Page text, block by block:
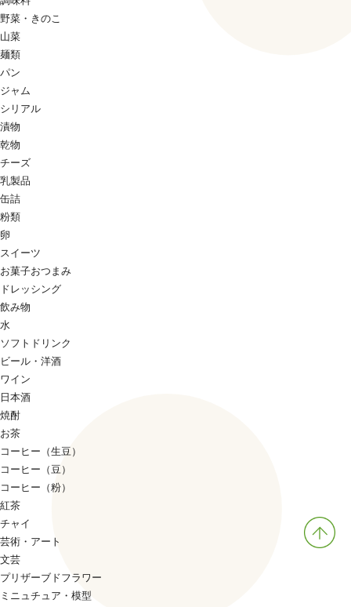
野菜・きのこ
山菜
麺類
パン
ジャム
シリアル
漬物
乾物
チーズ
乳製品
缶詰
粉類
卵
スイーツ
お菓子おつまみ
ドレッシング
飲み物
水
ソフトドリンク
ビール・洋酒
ワイン
日本酒
焼酎
お茶
コーヒー（生豆）
コーヒー（豆）
コーヒー（粉）
紅茶
チャイ
芸術・アート
文芸
プリザーブドフラワー
ミニュチュア・模型